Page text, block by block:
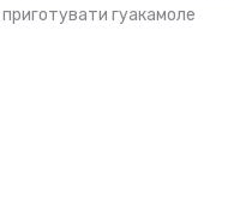
приготувати гуакамоле